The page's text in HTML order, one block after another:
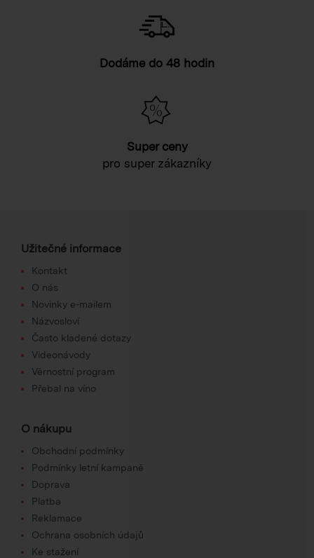
Dodáme do 48 hodin
Super ceny
pro super zákazníky
Užitečné informace
Kontakt
O nás
Novinky e-mailem
Názvosloví
Často kladené dotazy
Videonávody
Věrnostní program
Přebal na víno
O nákupu
Obchodní podmínky
Podmínky letní kampaně
Doprava
Platba
Reklamace
Ochrana osobních údajů
Ke stažení